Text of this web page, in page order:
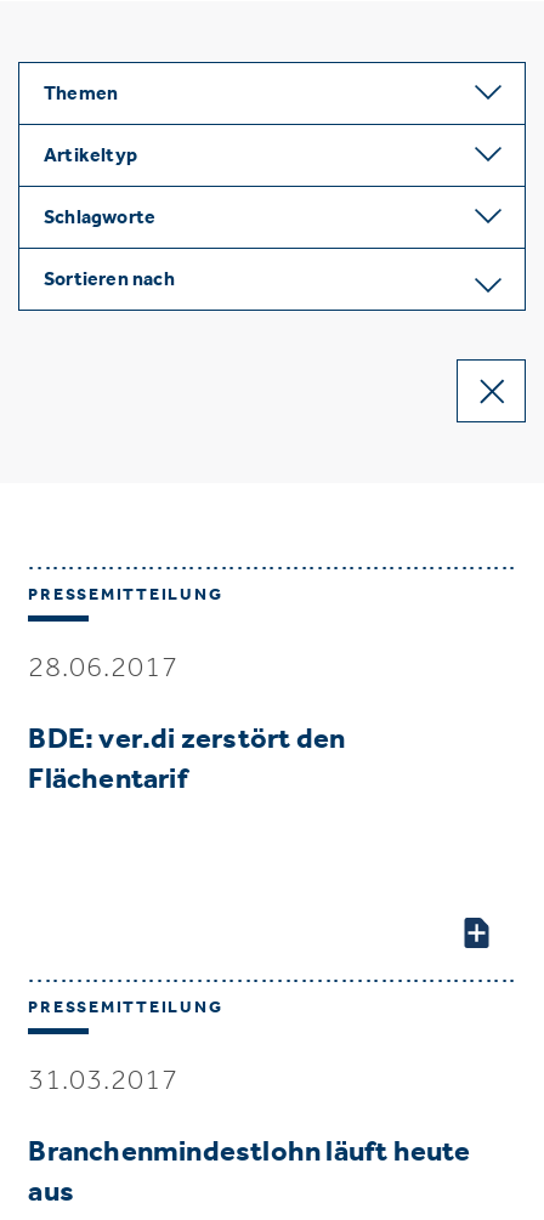
Themen
Artikeltyp
Schlagworte
Sortieren nach
PRESSEMITTEILUNG
28.06.2017
BDE: ver.di zerstört den
Flächentarif
PRESSEMITTEILUNG
31.03.2017
Branchenmindestlohn läuft heute
aus